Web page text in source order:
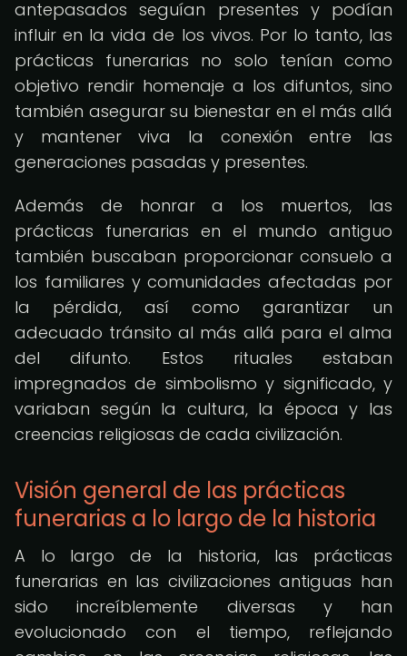
antepasados seguían presentes y podían
influir en la vida de los vivos. Por lo tanto, las
prácticas funerarias no solo tenían como
objetivo rendir homenaje a los difuntos, sino
también asegurar su bienestar en el más allá
y mantener viva la conexión entre las
generaciones pasadas y presentes.
Además de honrar a los muertos, las
prácticas funerarias en el mundo antiguo
también buscaban proporcionar consuelo a
los familiares y comunidades afectadas por
la pérdida, así como garantizar un
adecuado tránsito al más allá para el alma
del difunto. Estos rituales estaban
impregnados de simbolismo y significado, y
variaban según la cultura, la época y las
creencias religiosas de cada civilización.
Visión general de las prácticas
funerarias a lo largo de la historia
A lo largo de la historia, las prácticas
funerarias en las civilizaciones antiguas han
sido increíblemente diversas y han
evolucionado con el tiempo, reflejando